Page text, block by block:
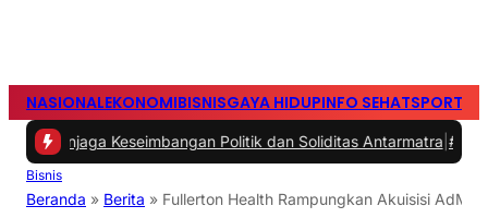
NASIONALEKONOMIBISNISGAYA HIDUPINFO SEHATSPORTS
Keseimbangan Politik dan Soliditas Antarmatra |#2 -Persib
Bisnis
Beranda » Berita » Fullerton Health Rampungkan Akuisisi